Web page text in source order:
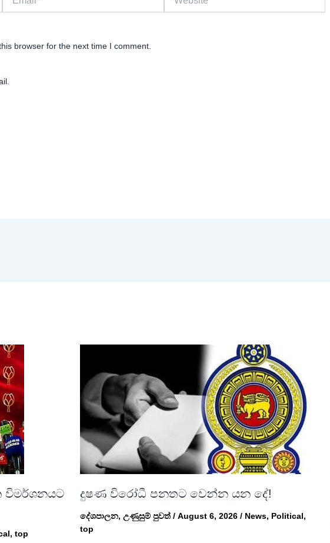
browser for the next time I comment.
විමර්ශනයට
, top
දුෂණ විරෝධී පනතට වෙන්න යන දේ!
දේශපාලන,උණුසුම් පුවත් /August 6, 2026/ News, Political,
top